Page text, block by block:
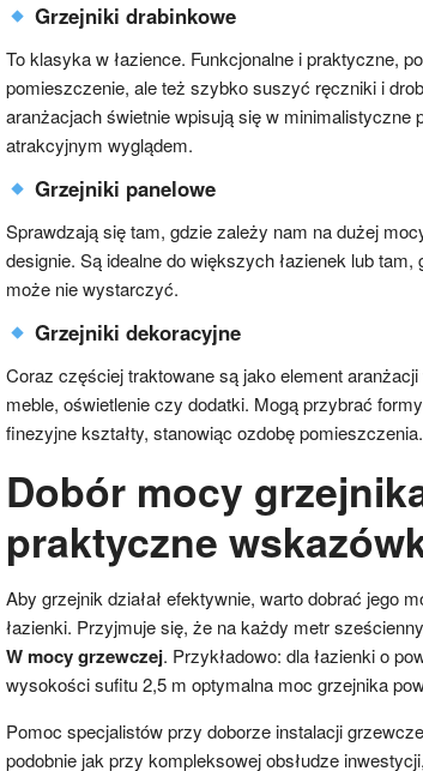
Grzejniki drabinkowe
To klasyka w łazience. Funkcjonalne i praktyczne,
pomieszczenie, ale też szybko suszyć ręczniki i
aranżacjach świetnie wpisują się w minimalistyczne
atrakcyjnym wyglądem.
Grzejniki panelowe
Sprawdzają się tam, gdzie zależy nam na dużej
designie. Są idealne do większych łazienek lub
może nie wystarczyć.
Grzejniki dekoracyjne
Coraz częściej traktowane są jako element
meble, oświetlenie czy dodatki. Mogą przybrać
finezyjne kształty, stanowiąc ozdobę pomieszczenia.
Dobór mocy
praktyczne
Aby grzejnik działał efektywnie, warto dobrać jego
łazienki. Przyjmuje się, że na każdy metr
W mocy grzewczej. Przykładowo: dla łazienki o
wysokości sufitu 2,5 m optymalna moc grzejnika
Pomoc specjalistów przy doborze instalacji
podobnie jak przy kompleksowej obsłudze